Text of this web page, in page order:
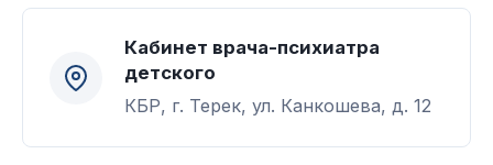
Кабинет врача-психиатра
детского
КБР, г. Терек, ул. Канкошева, д. 12